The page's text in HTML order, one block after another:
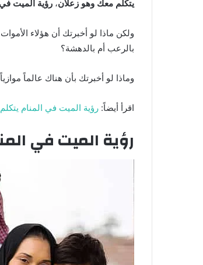
يتكلم معك وهو زعلان، رؤية الميت
ولكن ماذا لو أخبرتك أن هؤلاء
بالرعب أم بالدهشة؟
وماذا لو أخبرتك بأن هناك عالماً
اقرأ أيضاً: رؤية الميت في المنام
رؤية الميت في